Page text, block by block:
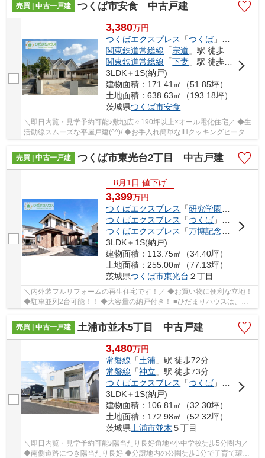
売買 | 中古一戸建
つくば市安食 中古戸建
3,380万円
つくばエクスプレス
「つくば」駅 徒歩99分
関東鉄道常総線 「宗道 」駅 徒歩99分
関東鉄道常総線 「下妻 」駅 徒歩89分
3LDK＋1S(納戸)
建物面積：171.41㎡（51.85坪）
土地面積：638.63㎡（193.18坪）
茨城県つくば市安食
＼即日内覧・見学予約可能♪敷地広々190坪以上×オール電化住宅／ ◆生
活動線スムーズな平屋戸建(^^)/ ◆お手入れ簡単なIHクッキングヒーター
売買 | 中古一戸建
つくば市東光台2丁目 中古戸建
8月1日 値下げ
3,399万円
つくばエクスプレス
「研究学園
つくばエクスプレス
「つくば」駅 徒歩65分
つくばエクスプレス
「万博記念公園
」駅
3LDK＋1S(納戸)
建物面積：113.75㎡（34.40坪）
土地面積：255.00㎡（77.13坪）
茨城県つくば市東光台 ２丁目
＼内外装フルリフォームの再生住宅です！／ ◆お買い物に便利な立地！
◆駐車並列2台可能！！ ◆大容量の納戸付き！ ■ひだまりハウスは、お
客様一人ひとりの幸せを描くマイホームを叶え...
売買 | 中古一戸建
土浦市並木5丁目 中古戸建
3,480万円
常磐線 「土浦 」駅 徒歩72分
常磐線 「神立 」駅 徒歩73分
つくばエクスプレス
「つくば」駅 徒歩99分
3LDK＋1S(納戸)
建物面積：106.81㎡（32.30坪）
土地面積：172.98㎡（52.32坪）
茨城県土浦市並木 ５丁目
＼即日内覧・見学予約可能♪陽当たり良好角地×小中学校徒歩5分圏内／
◆南側道路につき陽当たり良好 ◆分譲地内の公園徒歩1分で子育て環境